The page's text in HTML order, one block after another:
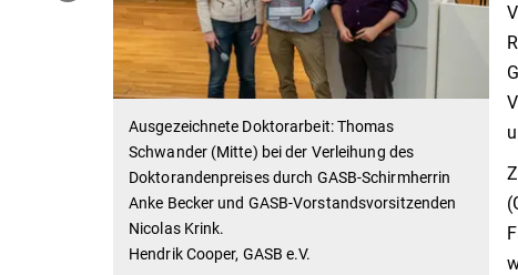
Ausgezeichnete Doktorarbeit: Thomas
Schwander (Mitte) bei der Verleihung des
Doktorandenpreises durch GASB-Schirmherrin
Anke Becker und GASB-Vorstandsvorsitzenden
Nicolas Krink.
Hendrik Cooper, GASB e.V.